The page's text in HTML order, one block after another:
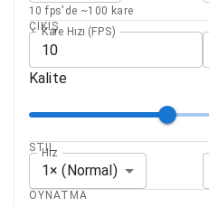
10 fps'de ~100 kare
ÇIKIŞ
Kare Hızı (FPS)
Kalite
STILHız
1× (Normal)
OYNATMA